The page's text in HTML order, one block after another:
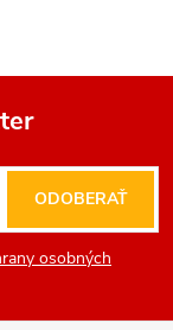
osobných
ODOBERAŤ